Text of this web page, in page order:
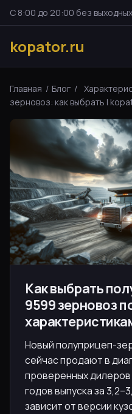
С 8:00 до 20:00 без выходных
kopator.ru
Главная / Блог /
зерновоз: как выбрать |
Как выбрать
9599 зерновоз
Новый полуприцеп-
сейчас продают в
проверенных
годов выпуска за
зависит от версии